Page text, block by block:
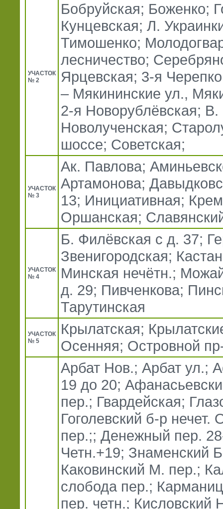
УЧАСТОК
№ 2
Бобруйская; Боженко;
Кунцевская; Л.
Тимошенко;
лесничество;
Ярцевская; 3-я
– Мякининские ул.,
2-я Новорублёвская;
Новолученская;
шоссе; Советская;
УЧАСТОК
№ 3
Ак. Павлова;
Артамонова;
13; Инициативная;
Оршанская;
УЧАСТОК
№ 4
Б. Филёвская с д. 37;
Звенигородская;
Минская нечётн.;
д. 29; Пивченкова;
Тарутинская
УЧАСТОК
№ 5
Крылатская;
Осенняя; Островной
Арбат Нов.; Арбат ул.;
19 до 20;
пер.; Гвардейская;
Гоголевский б-р
пер.;; Денежный пер.
Четн.+19; Знаменский
Каковинский М. пер.;
слобода пер.;
пер. четн.; Кисловский